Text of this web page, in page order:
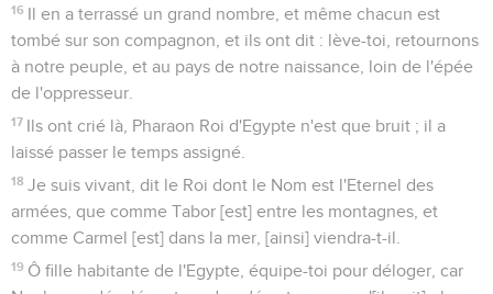
16 Il en a terrassé un grand nombre, et même chacun est
tombé sur son compagnon, et ils ont dit : lève-toi, retournons
à notre peuple, et au pays de notre naissance, loin de l'épée
de l'oppresseur.
17 Ils ont crié là, Pharaon Roi d'Egypte n'est que bruit ; il a
laissé passer le temps assigné.
18 Je suis vivant, dit le Roi dont le Nom est l'Eternel des
armées, que comme Tabor [est] entre les montagnes, et
comme Carmel [est] dans la mer, [ainsi] viendra-t-il.
19 Ô fille habitante de l'Egypte, équipe-toi pour déloger, car